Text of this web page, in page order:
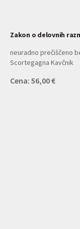
Zakon o delovnih
neuradno prečiščeno
Scortegagna Kavčnik
Cena: 56,00 €